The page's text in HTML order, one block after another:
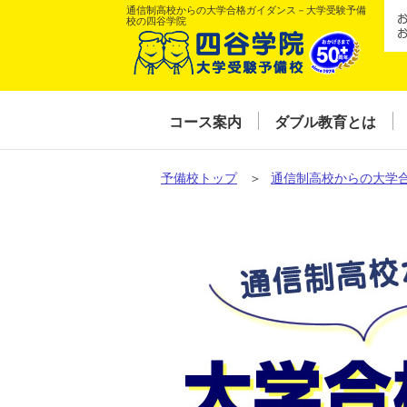
通信制高校からの大学合格ガイダンス－大学受験予備
校の四谷学院
コース案内 ダブル教育とは
予備校トップ＞通信制高校からの大学